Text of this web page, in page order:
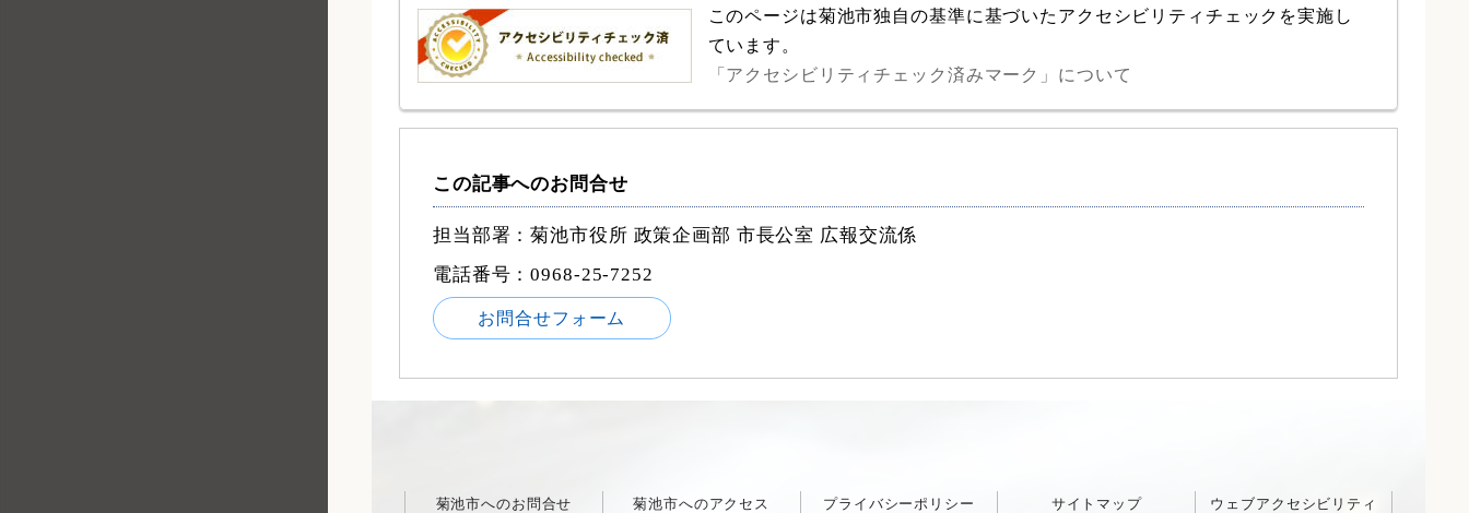
このページは菊池市独自の基準に基づいたアクセシビリティチェックを実施し
ています。
「アクセシビリティチェック済みマーク」について
この記事へのお問合せ
担当部署：菊池市役所 政策企画部 市長公室 広報交流係
電話番号：0968-25-7252
お問合せフォーム
菊池市へのお問合せ 菊池市へのアクセス プライバシーポリシー サイトマップ ウェブアクセシビリティ